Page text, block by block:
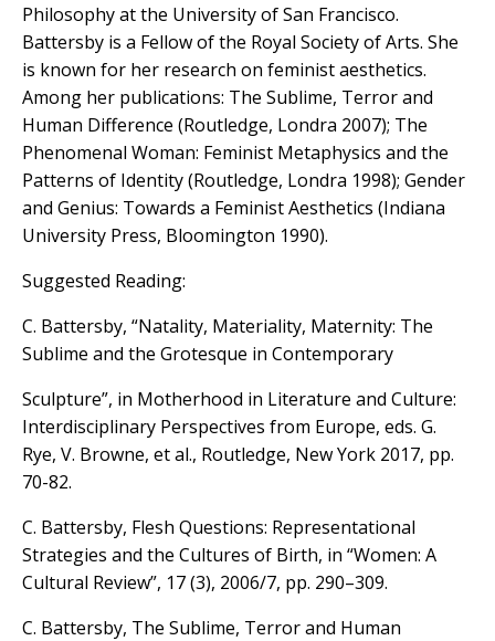
Philosophy at the University of San Francisco.
Battersby is a Fellow of the Royal Society of Arts. She
is known for her research on feminist aesthetics.
Among her publications: The Sublime, Terror and
Human Difference (Routledge, Londra 2007); The
Phenomenal Woman: Feminist Metaphysics and the
Patterns of Identity (Routledge, Londra 1998); Gender
and Genius: Towards a Feminist Aesthetics (Indiana
University Press, Bloomington 1990).
Suggested Reading:
C. Battersby, “Natality, Materiality, Maternity: The
Sublime and the Grotesque in Contemporary
Sculpture”, in Motherhood in Literature and Culture:
Interdisciplinary Perspectives from Europe, eds. G.
Rye, V. Browne, et al., Routledge, New York 2017, pp.
70-82.
C. Battersby, Flesh Questions: Representational
Strategies and the Cultures of Birth, in “Women: A
Cultural Review”, 17 (3), 2006/7, pp. 290–309.
C. Battersby, The Sublime, Terror and Human